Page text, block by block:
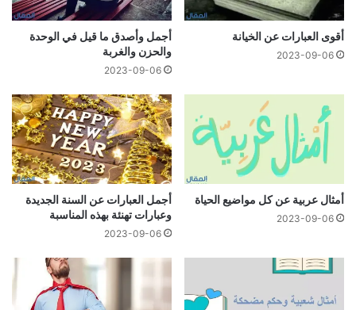
أقوى العبارات عن الخيانة
2023-09-06
أجمل وأصدق ما قيل في الوحدة
والحزن والغربة
2023-09-06
أمثال عربية عن كل مواضيع الحياة
2023-09-06
أجمل العبارات عن السنة الجديدة
وعبارات تهنئة بهذه المناسبة
2023-09-06